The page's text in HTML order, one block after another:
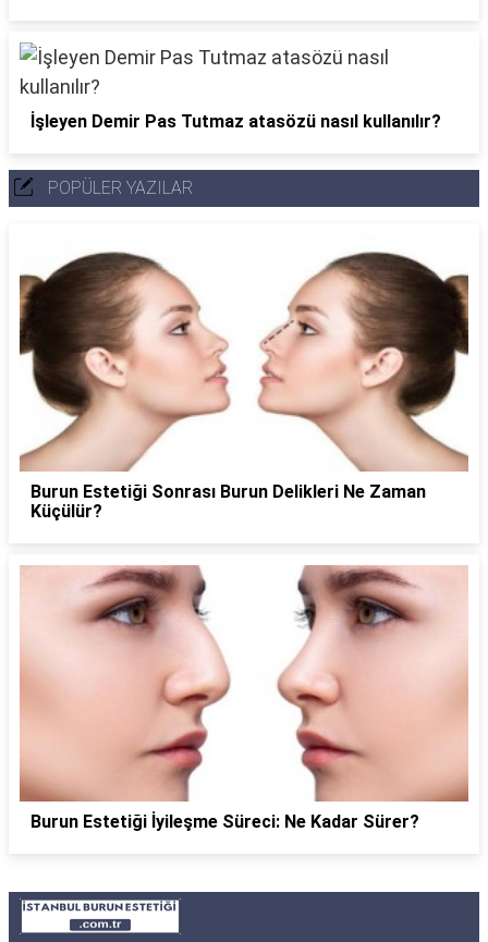
İşleyen Demir Pas Tutmaz atasözü nasıl kullanılır?
POPÜLER YAZILAR
Burun Estetiği Sonrası Burun Delikleri Ne Zaman
Küçülür?
Burun Estetiği İyileşme Süreci: Ne Kadar Sürer?